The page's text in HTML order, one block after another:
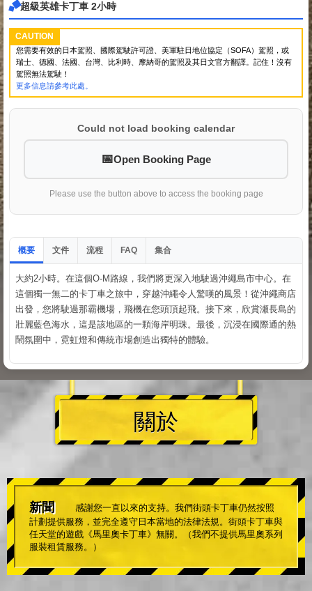
超級英雄卡丁車 2小時
CAUTION
您需要有效的日本駕照、國際駕駛許可證、美軍駐日地位協定（SOFA）駕照，或
瑞士、德國、法國、台灣、比利時、摩納哥的駕照及其日文官方翻譯。記住！沒有
駕照無法駕駛！
更多信息請參考此處。
Could not load booking calendar
Open Booking Page
Please use the button above to access the booking page
概要 文件 流程 FAQ 集合
大約2小時。在這個O-M路線，我們將更深入地駛過沖繩島市中心。在
這個獨一無二的卡丁車之旅中，穿越沖繩令人驚嘆的風景！從沖繩商店
出發，您將駛過那霸機場，飛機在您頭頂起飛。接下來，欣賞瀬長島的
壯麗藍色海水，這是該地區的一顆海岸明珠。最後，沉浸在國際通的熱
鬧氛圍中，霓虹燈和傳統市場創造出獨特的體驗。
關於
新聞
感謝您一直以來的支持。我們街頭卡丁車仍然按照
計劃提供服務，並完全遵守日本當地的法律法規。街頭卡丁車與
任天堂的遊戲《馬里奧卡丁車》無關。（我們不提供馬里奧系列
服裝租賃服務。）